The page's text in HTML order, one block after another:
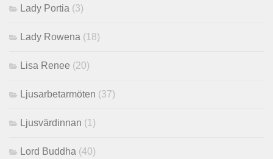
Lady Portia (3)
Lady Rowena (18)
Lisa Renee (20)
Ljusarbetarmöten (37)
Ljusvärdinnan (1)
Lord Buddha (40)